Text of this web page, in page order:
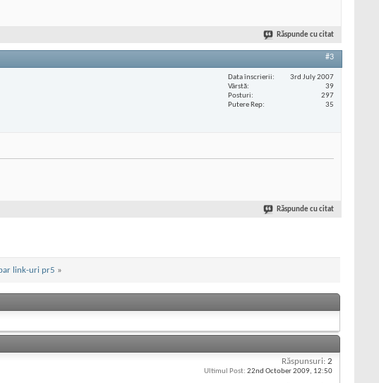
Răspunde cu citat
#3
Data înscrierii
3rd July 2007
Vârstă
39
Posturi
297
Putere Rep
35
Răspunde cu citat
link-uri pr5 »
Răspunsuri: 2
Ultimul Post: 22nd October 2009, 12:50